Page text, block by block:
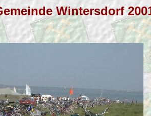
Wintersdorf